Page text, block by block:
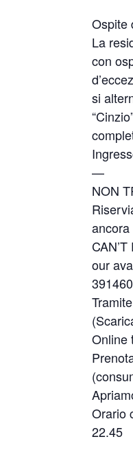
Ospite
La
con
si
—
NON
our
Online
Orario
22.45